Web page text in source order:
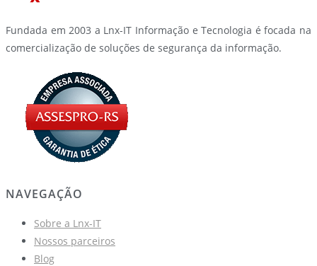
Fundada em 2003 a Lnx-IT Informação e Tecnologia é focada na
comercialização de soluções de segurança da informação.
NAVEGAÇÃO
Sobre a Lnx-IT
Nossos parceiros
Blog